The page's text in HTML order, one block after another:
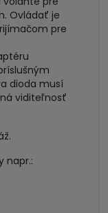
Ovládať je
pre
dioda musí
viditeľnosť
napr.: